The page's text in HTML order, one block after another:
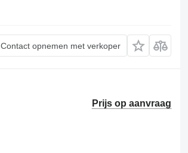
Contact opnemen met verkoper
Prijs op aanvraag